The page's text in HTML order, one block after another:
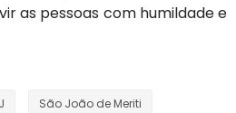
as pessoas com humildade e
São João de Meriti